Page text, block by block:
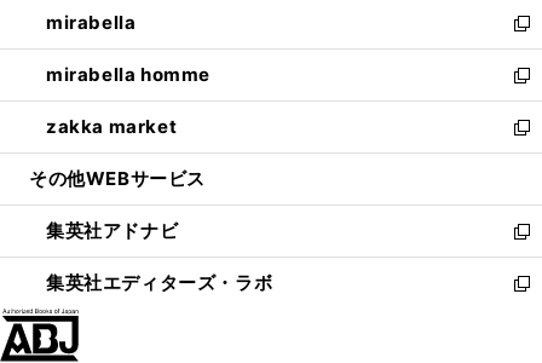
く
で
開
く
ド
ウ
で
開
く
ィ
ン
ド
ウ
で
開
い
ウ
ィ
ン
ド
ウ
開
く
mirabella
新
し
い
ウ
ィ
ン
ウ
で
開
く
mirabella homme
新
し
い
ウ
ン
ド
ウ
で
zakka market
新
し
ウ
ィ
ン
ド
その他WEBサービス
集英社アドナビ
新
し
い
集英社エディターズ・ラボ
新